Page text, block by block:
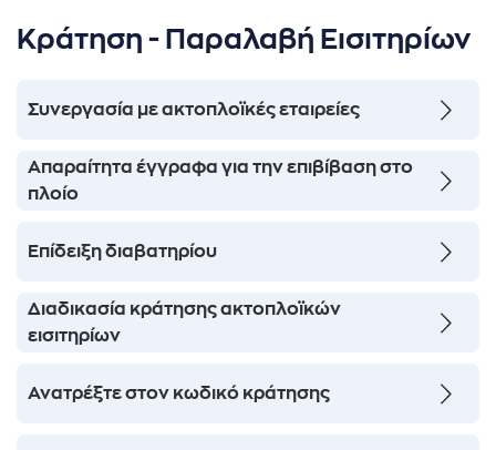
μας
Κράτηση - Παραλαβή Εισιτηρίων
Συνεργασία με ακτοπλοϊκές εταιρείες
Απαραίτητα έγγραφα για την επιβίβαση στο
πλοίο
Επίδειξη διαβατηρίου
Διαδικασία κράτησης ακτοπλοϊκών
εισιτηρίων
Ανατρέξτε στον κωδικό κράτησης